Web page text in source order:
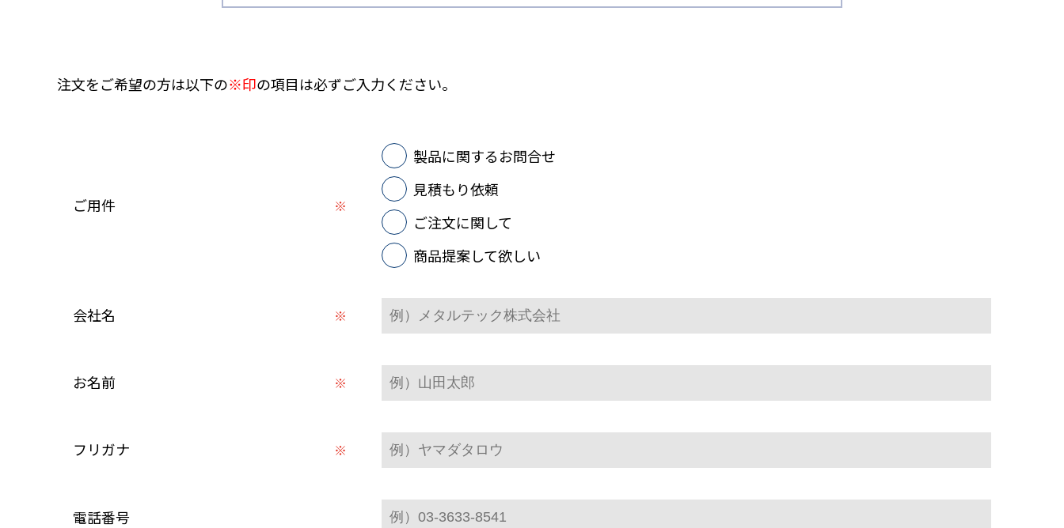
注文をご希望の方は以下の※印の項目は必ずご入力ください。
ご用件 ※
製品に関するお問合せ
見積もり依頼
ご注文に関して
商品提案して欲しい
会社名 ※
お名前 ※
フリガナ ※
電話番号